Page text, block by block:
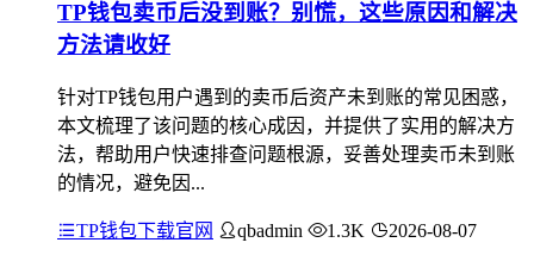
TP钱包卖币后没到账？别慌，这些原因和解决
方法请收好
针对TP钱包用户遇到的卖币后资产未到账的常见困惑，
本文梳理了该问题的核心成因，并提供了实用的解决方
法，帮助用户快速排查问题根源，妥善处理卖币未到账
的情况，避免因...
TP钱包下载官网 qbadmin 1.3K 2026-08-07